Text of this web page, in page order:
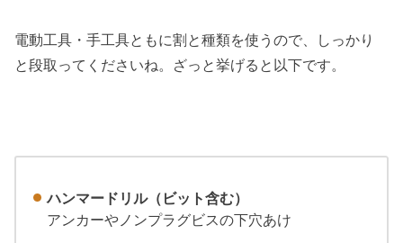
電動工具・手工具ともに割と種類を使うので、しっかり
と段取ってくださいね。ざっと挙げると以下です。
ハンマードリル（ビット含む）
アンカーやノンプラグビスの下穴あけ